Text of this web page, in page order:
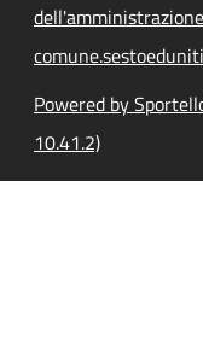
Powered by
10.41.2)